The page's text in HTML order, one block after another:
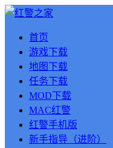
首页
游戏下载
地图下载
任务下载
MOD下载
MAC红警
红警手机版
新手指导（进阶）